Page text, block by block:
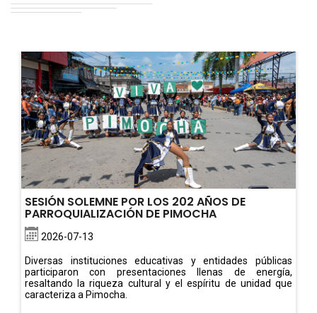
SESIÓN SOLEMNE POR LOS 202 AÑOS DE
PARROQUIALIZACIÓN DE PIMOCHA
2026-07-13
Diversas instituciones educativas y entidades públicas
participaron con presentaciones llenas de energía,
resaltando la riqueza cultural y el espíritu de unidad que
caracteriza a Pimocha.